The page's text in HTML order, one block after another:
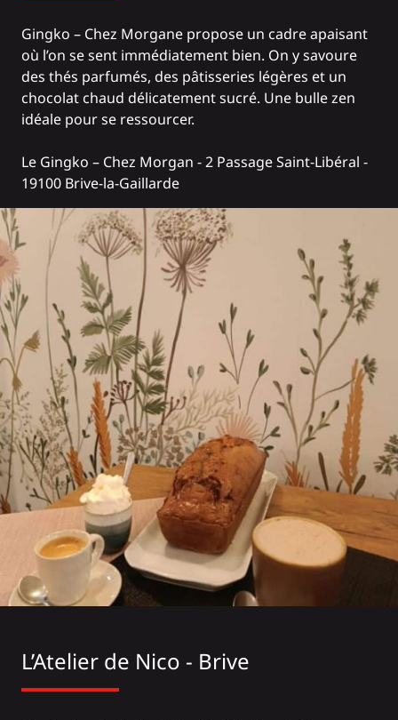
Gingko – Chez Morgane propose un cadre apaisant
où l’on se sent immédiatement bien. On y savoure
des thés parfumés, des pâtisseries légères et un
chocolat chaud délicatement sucré. Une bulle zen
idéale pour se ressourcer.
Le Gingko – Chez Morgan - 2 Passage Saint-Libéral -
19100 Brive-la-Gaillarde
L’Atelier de Nico - Brive